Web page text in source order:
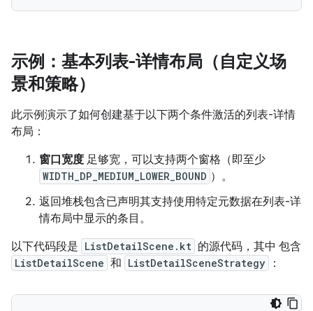
示例：基本列表-详情布局（自定义场
景和策略）
此示例演示了如何创建基于以下两个条件激活的列表-详情
布局：
窗口宽度 足够宽，可以支持两个窗格（即至少
WIDTH_DP_MEDIUM_LOWER_BOUND ）。
返回堆栈包含已声明其支持使用特定元数据在列表-详
情布局中显示的条目。
以下代码段是 ListDetailScene.kt 的源代码，其中 包含
ListDetailScene 和 ListDetailSceneStrategy ：